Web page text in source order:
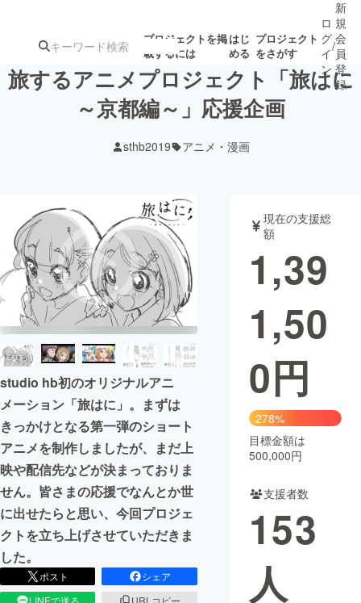
プロジェクトを掲
載するには
はじ
める
プロジェクト
をさがす
ジェクト
ロジェクト
アート・写真 音楽
テクノロジー・ガジェット ゲーム・サ
映像・映画
ビジネス・起業
まちづくり・地域活性化
CAMPFIRE for Social Good
CAMPFIRE Creation
CAMPFIREふるさと納税machi-ya コミュニティ
ロ
グ
イ
ン
/
新
規
会
員
登
録
旅するアニメプロジェクト「旅はに
～京都編～」応援企画
sthb2019 アニメ・漫画
studio hb初のオリジナルアニ
メーション「旅はに」。まずは
きっかけとなる第一弾のショート
アニメを制作しましたが、まだ上
映や配信先などが決まっておりま
せん。皆さまの応援でなんとか世
に出せたらと思い、今回プロジェ
クトを立ち上げさせていただきま
した。
ポスト
シェア
LINEで送る
URLコピー
現在の支援総
額
1,39
1,50
0円
278%
目標金額は
500,000円
支援者数
153
人